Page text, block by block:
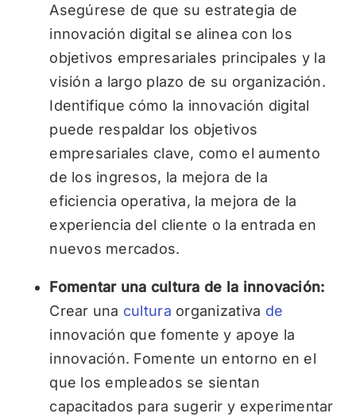
Asegúrese de que su estrategia de
innovación digital se alinea con los
objetivos empresariales principales y la
visión a largo plazo de su organización.
Identifique cómo la innovación digital
puede respaldar los objetivos
empresariales clave, como el aumento
de los ingresos, la mejora de la
eficiencia operativa, la mejora de la
experiencia del cliente o la entrada en
nuevos mercados.
Fomentar una cultura de la innovación:
Crear una cultura organizativa de
innovación que fomente y apoye la
innovación. Fomente un entorno en el
que los empleados se sientan
capacitados para sugerir y experimentar